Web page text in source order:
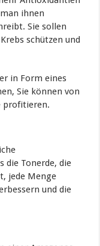
ihnen
Sie sollen
schützen und
in Form eines
Sie können von
profitieren.
die Tonerde, die
jede Menge
und die